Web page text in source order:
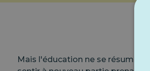
Mais l'éducation ne se résume